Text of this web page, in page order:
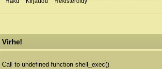
Virhe!
Call to undefined function shell_exec()